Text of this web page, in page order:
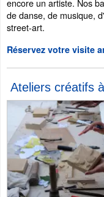
encore un artiste. Nos
de danse, de musique,
street-art.
Réservez votre visite
Ateliers créatifs